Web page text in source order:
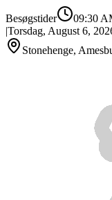
Besøgstider 09:30
|Torsdag, August 6,
Stonehenge,